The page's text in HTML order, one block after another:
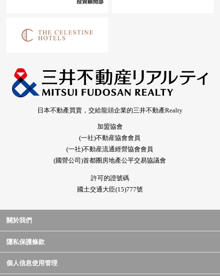
日本不動產買賣，交給龍頭企業的三井不動產Realty
加盟協會
(一社)不動産協會會員
(一社)不動産流通經營協會會員
(國營公司)首都圈房地產公平交易協議會
許可的證號碼
國土交通大臣(15)777號
關於我們
隱私保護條款
個人信息使用管理